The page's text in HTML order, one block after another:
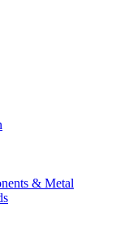
& Metal